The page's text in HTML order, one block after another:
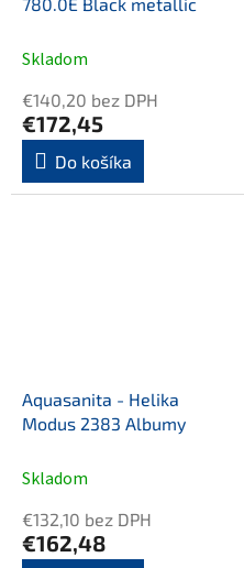
Skladom
€140,20 bez DPH
€172,45
Do košíka
Aquasanita - Helika
Modus 2383 Albumy
Skladom
€132,10 bez DPH
€162,48